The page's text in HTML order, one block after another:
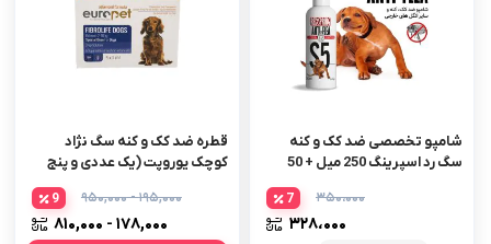
شامپو تخصصی ضد کک و کنه
سگ رد اسپرینگ 250 میل + 50
۳۵۰،۰۰۰
۳۲۸،۰۰۰
7
قطره ضد کک و کنه سگ نژاد
کوچک یوروپت (یک عددی و پنج
۱۹۵,۰۰۰ - ۹۵۰,۰۰۰
۱۷۸,۰۰۰ - ۸۱۰,۰۰۰
9